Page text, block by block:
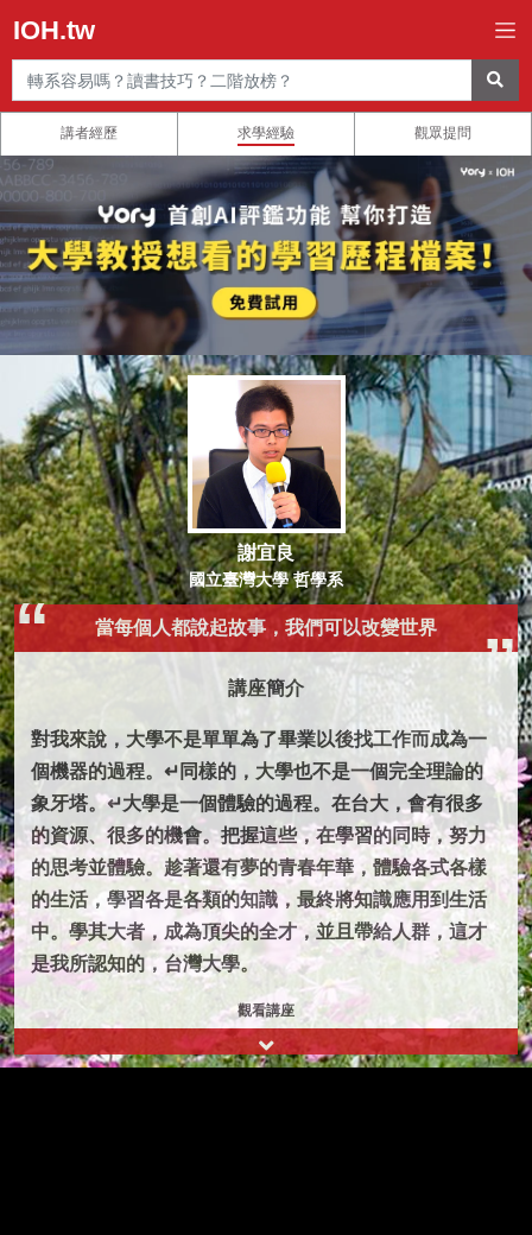
IOH.tw
講者經歷 求學經驗 觀眾提問
謝宜良
國立臺灣大學 哲學系
當每個人都說起故事，我們可以改變世界
講座簡介
對我來說，大學不是單單為了畢業以後找工作而成為一
個機器的過程。↵同樣的，大學也不是一個完全理論的
象牙塔。↵大學是一個體驗的過程。在台大，會有很多
的資源、很多的機會。把握這些，在學習的同時，努力
的思考並體驗。趁著還有夢的青春年華，體驗各式各樣
的生活，學習各是各類的知識，最終將知識應用到生活
中。學其大者，成為頂尖的全才，並且帶給人群，這才
是我所認知的，台灣大學。
觀看講座